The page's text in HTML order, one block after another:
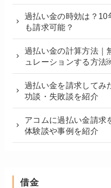
過払い金の時効は？10
も請求可能？
過払い金の計算方法｜
ュレーションする方
過払い金を請求してみ
功談・失敗談を紹介
アコムに過払い金請求
体験談や事例を紹介
借金